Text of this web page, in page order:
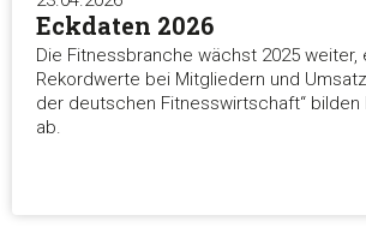
die sie im Rahmen Ihrer Nutzung der
Einwilligungsauswahl
Notwendig
Eckdaten 2026
Die Fitnessbranche wächst 2025 weiter,
Rekordwerte bei Mitgliedern und
der deutschen Fitnesswirtschaft“ bilden
ab.